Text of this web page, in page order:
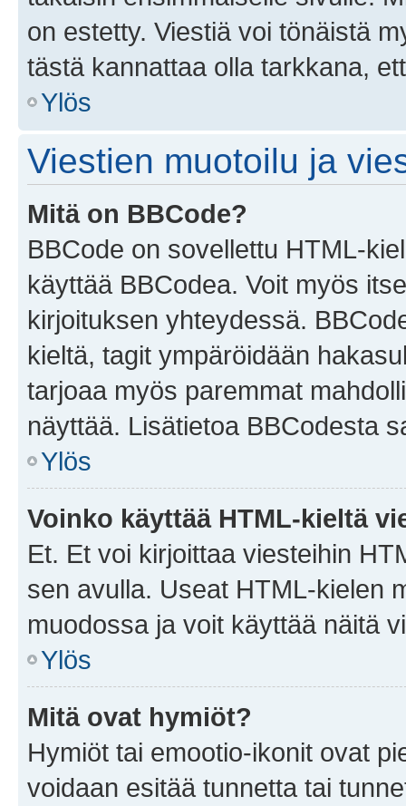
on estetty. Viestiä voi tönäistä
tästä kannattaa olla tarkkana,
Ylös
Viestien muotoilu ja
Mitä on BBCode?
BBCode on sovellettu HTML-
käyttää BBCodea. Voit myös
kirjoituksen yhteydessä.
kieltä, tagit ympäröidään
tarjoaa myös paremmat
näyttää. Lisätietoa BBCodesta
Ylös
Voinko käyttää HTML-kieltä
Et. Et voi kirjoittaa viesteihin
sen avulla. Useat HTML-kielen
muodossa ja voit käyttää näitä
Ylös
Mitä ovat hymiöt?
Hymiöt tai emootio-ikonit ovat
voidaan esitää tunnetta tai